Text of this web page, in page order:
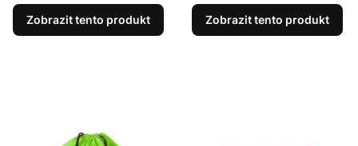
Zobrazit tento produkt Zobrazit tento produkt